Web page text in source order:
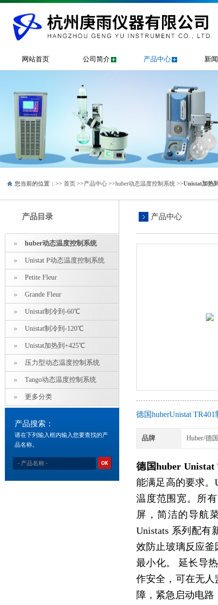
网站首页 公司简介 产品中心 新
您当前的位置：>> 首页 >>产品中心 >>huber动态温度控制系统 >>Unistat加热
产品目录
huber动态温度控制系统
Unistat P动态温度控制系统
Petite Fleur
Grande Fleur
Unistat制冷到-60℃
Unistat制冷到-120℃
Unistat加热到+425℃
压力型动态温度控制系统
Tango动态温度控制系统
更多分类
产品搜索：
请在下列输入框内输入您要查找的产
品名称。
产品中心
德国huberUnistat
品牌 Huber/德
德国huber Unistat
能满足高的要求。
温度范围宽。所
屏，简洁的导航
Unistats 系列配有
效防止玻璃反应釜
最小化。 延长导
作安全，可在无
障，紧急启动电